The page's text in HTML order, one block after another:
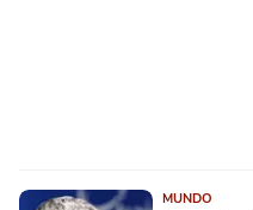
MUNDO